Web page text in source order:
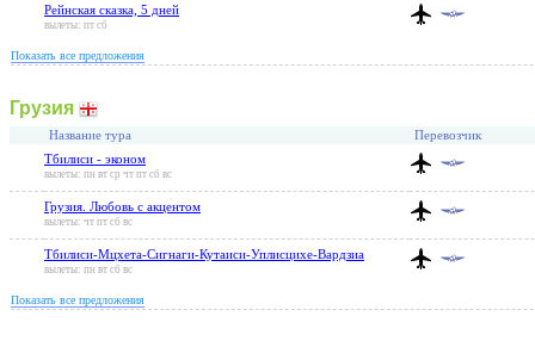
Рейнская сказка, 5 дней
вылеты: пт сб
Показать все предложения
Грузия
Название тура Перевозчик
Тбилиси - эконом
вылеты: пн вт ср чт пт сб вс
Грузия. Любовь с акцентом
вылеты: чт пт сб вс
Тбилиси-Мцхета-Сигнаги-Кутаиси-Уплисцихе-Вардзиа
вылеты: пн вт сб вс
Показать все предложения